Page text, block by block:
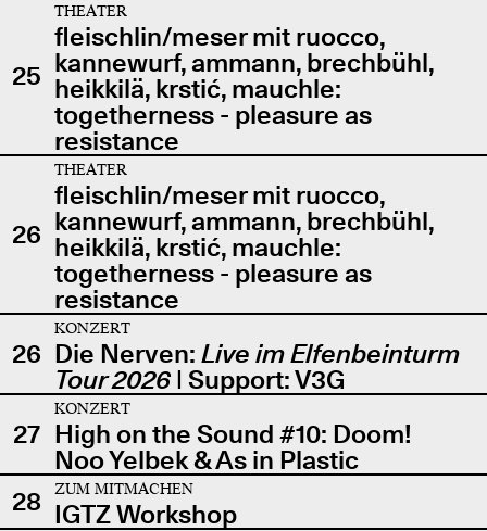
25
THEATER
fleischlin/meser mit ruocco,
kannewurf, ammann, brechbühl,
heikkilä, krstić, mauchle:
togetherness - pleasure as
resistance
26
THEATER
fleischlin/meser mit ruocco,
kannewurf, ammann, brechbühl,
heikkilä, krstić, mauchle:
togetherness - pleasure as
resistance
26
KONZERT
Die Nerven: Live im Elfenbeinturm
Tour 2026| Support: V3G
27
KONZERT
High on the Sound #10: Doom!
Noo Yelbek & As in Plastic
28
ZUM MITMACHEN
IGTZ Workshop